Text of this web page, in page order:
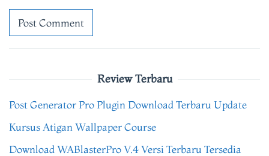
Review Terbaru
Post Generator Pro Plugin Download Terbaru Update
Kursus Atigan Wallpaper Course
Download WABlasterPro V.4 Versi Terbaru Tersedia